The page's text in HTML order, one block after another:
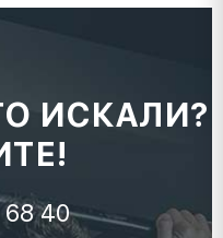
ИСКАЛИ?
68 40